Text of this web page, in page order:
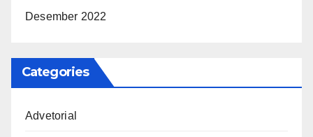
Desember 2022
Categories
Advetorial